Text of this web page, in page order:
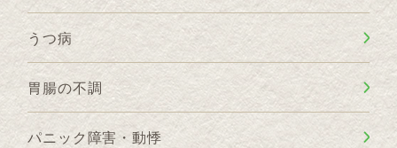
うつ病
胃腸の不調
パニック障害・動悸